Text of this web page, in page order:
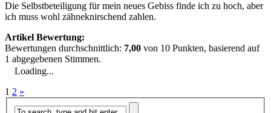
Die Selbstbeteiligung für mein neues Gebiss finde ich zu hoch, aber
ich muss wohl zähneknirschend zahlen.
Artikel Bewertung:
Bewertungen durchschnittlich: 7,00 von 10 Punkten, basierend auf
1 abgegebenen Stimmen.
Loading...
1 2 »